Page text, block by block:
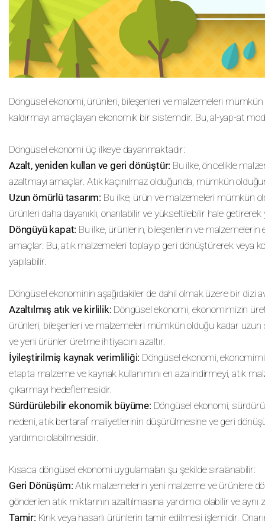
Döngüsel ekonomi, ürünleri, bileşenleri ve malzemeleri
kaldırmayı amaçlayan ekonomik bir sistemdir. Bu, al-yap-at
Döngüsel ekonomi üç ilkeye dayanmaktadır:
Azalt, yeniden kullan ve geri dönüştür: Bu ilke, öncelikle
azaltmayı amaçlar. Atık kaçınılmaz olduğunda, mümkün
Uzun ömürlü tasarım: Bu ilke, ürün ve malzemeleri mümkün
ürünleri daha dayanıklı, onarılabilir ve yükseltilebilir hale getirerek
Döngüyü kapat: Bu ilke, ürünlerin, bileşenlerin ve
amaçlar. Bu, atık malzemeleri toplayıp geri dönüştürerek veya
yapılabilir.
Döngüsel ekonominin aşağıdakiler de dahil olmak üzere bir dizi
Azaltılmış atık ve kirlilik: Döngüsel ekonomi, ekonomimizin
ürünleri, bileşenleri ve malzemeleri mümkün olduğu kadar
ve yeni ürünler üretme ihtiyacını azaltır.
İyileştirilmiş kaynak verimliliği: Döngüsel ekonomi,
etapta malzeme ve kaynak kullanımını en aza indirmeyi, atık
çıkarmayı hedeflemesidir.
Sürdürülebilir ekonomik büyüme: Döngüsel ekonomi,
nedeni, atık bertaraf maliyetlerinin düşürülmesine ve geri
yardımcı olabilmesidir.
Kısaca döngüsel ekonomi uygulamaları şu şekilde sıralanabilir:
Geri Dönüşüm: Atık malzemelerin yeni malzeme ve ürünlere
gönderilen atık miktarının azaltılmasına yardımcı olabilir ve
Tamir: Kırık veya hasarlı ürünlerin tamir edilmesi işlemidir.